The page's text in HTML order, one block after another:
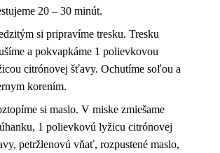
20 – 30 minút.
si pripravíme tresku. Tresku
a pokvapkáme 1 polievkovou
citrónovej šťavy. Ochutíme soľou a
korením.
si maslo. V miske zmiešame
1 polievkovú lyžicu citrónovej
petržlenovú vňať, rozpustené maslo,